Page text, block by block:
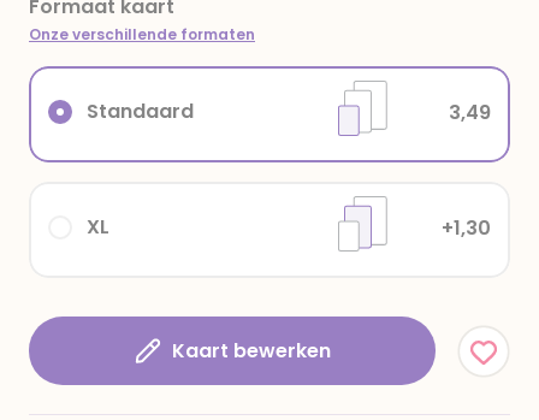
Formaat kaart
Onze verschillende formaten
XL +1,30
Standaard 3,49
Kaart bewerken